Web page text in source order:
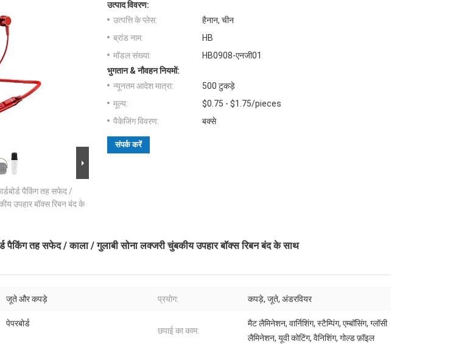
पैकिंग तह सफेद /
उपहार बॉक्स रिबन बंद के
उत्पाद विवरण:
उत्पत्ति के प्लेस:
हैनान, चीन
ब्रांड नाम:
HB
मॉडल संख्या:
HB0908-एनजी01
भुगतान & नौवहन नियमों:
न्यूनतम आदेश मात्रा:
500 टुकड़े
मूल्य:
$0.75 - $1.75/pieces
पैकेजिंग विवरण:
बक्से
संपर्क करें
पैकिंग तह सफेद / काला / गुलाबी सोना लक्जरी चुंबकीय उपहार बॉक्स रिबन बंद के साथ
जूते और कपड़े प्रयोग: कपड़े, जूते, अंडरवियर
पेपरबोर्ड
छपाई का काम:
मैट लैमिनेशन, वार्निशिंग, स्टैम्पिंग, एम्बॉसिंग, ग्लॉसी
लैमिनेशन, यूवी कोटिंग, वैनिशिंग, गोल्ड फ़ॉइल